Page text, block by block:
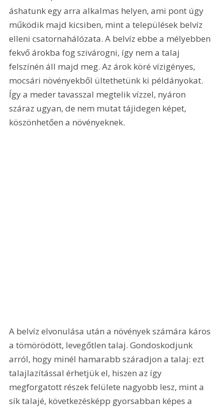
áshatunk egy arra alkalmas helyen, ami pont úgy
működik majd kicsiben, mint a települések belvíz
elleni csatornahálózata. A belvíz ebbe a mélyebben
fekvő árokba fog szivárogni, így nem a talaj
felszínén áll majd meg. Az árok köré vízigényes,
mocsári növényekből ültethetünk ki példányokat.
Így a meder tavasszal megtelik vízzel, nyáron
száraz ugyan, de nem mutat tájidegen képet,
köszönhetően a növényeknek.
A belvíz elvonulása után a növények számára káros
a tömörödött, levegőtlen talaj. Gondoskodjunk
arról, hogy minél hamarabb száradjon a talaj: ezt
talajlazítással érhetjük el, hiszen az így
megforgatott részek felülete nagyobb lesz, mint a
sík talajé, következésképp gyorsabban képes a